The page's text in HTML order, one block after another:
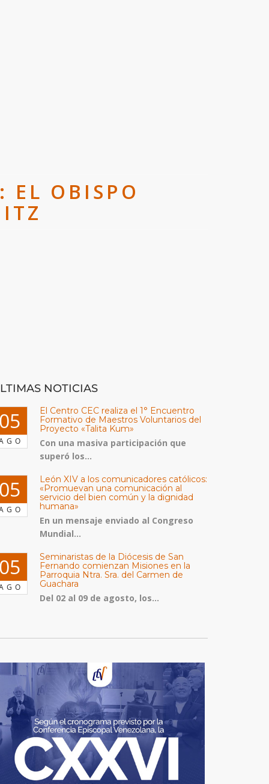
EL OBISPO
NOTICIAS
El Centro CEC realiza el 1° Encuentro
Formativo de Maestros Voluntarios del
Proyecto «Talita Kum»
Con una masiva participación que
superó los...
León XIV a los comunicadores católicos:
«Promuevan una comunicación al
servicio del bien común y la dignidad
humana»
En un mensaje enviado al Congreso
Mundial...
Seminaristas de la Diócesis de San
Fernando comienzan Misiones en la
Parroquia Ntra. Sra. del Carmen de
Guachara
Del 02 al 09 de agosto, los...